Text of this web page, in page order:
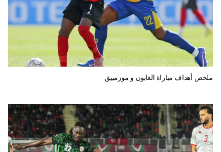
ملخص أهداف مباراة الغابون و موزمبيق